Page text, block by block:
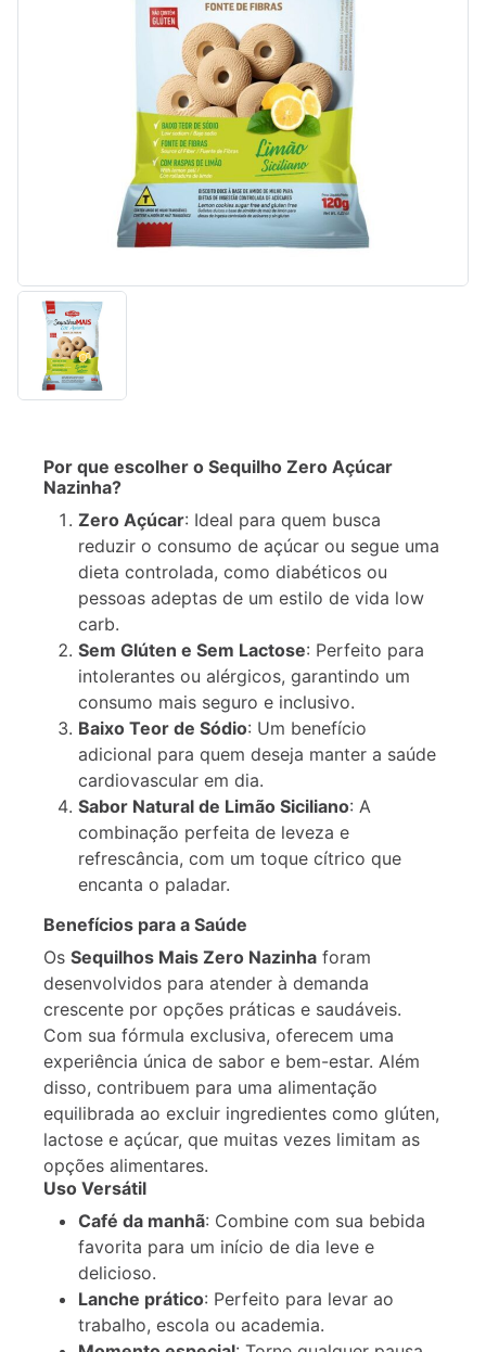
Descrição
Informação
adicional
Por que escolher o Sequilho Zero Açúcar
Nazinha?
Zero Açúcar: Ideal para quem busca
reduzir o consumo de açúcar ou segue uma
dieta controlada, como diabéticos ou
pessoas adeptas de um estilo de vida low
carb.
Sem Glúten e Sem Lactose: Perfeito para
intolerantes ou alérgicos, garantindo um
consumo mais seguro e inclusivo.
Baixo Teor de Sódio: Um benefício
adicional para quem deseja manter a saúde
cardiovascular em dia.
Sabor Natural de Limão Siciliano: A
combinação perfeita de leveza e
refrescância, com um toque cítrico que
encanta o paladar.
Benefícios para a Saúde
Os Sequilhos Mais Zero Nazinha foram
desenvolvidos para atender à demanda
crescente por opções práticas e saudáveis.
Com sua fórmula exclusiva, oferecem uma
experiência única de sabor e bem-estar. Além
disso, contribuem para uma alimentação
equilibrada ao excluir ingredientes como glúten,
lactose e açúcar, que muitas vezes limitam as
opções alimentares.
Uso Versátil
Café da manhã: Combine com sua bebida
favorita para um início de dia leve e
delicioso.
Lanche prático: Perfeito para levar ao
trabalho, escola ou academia.